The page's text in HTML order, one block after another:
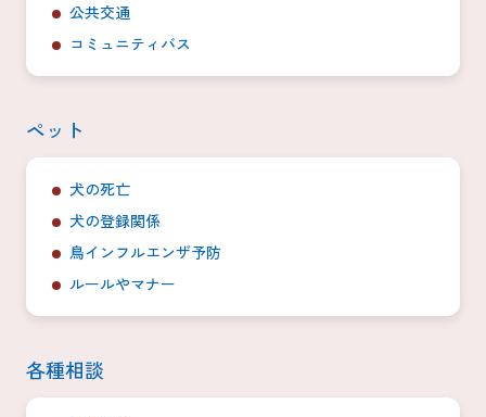
公共交通
コミュニティバス
ペット
犬の死亡
犬の登録関係
鳥インフルエンザ予防
ルールやマナー
各種相談